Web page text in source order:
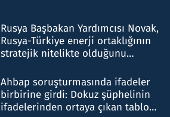
Rusya Başbakan Yardımcısı Novak,
Rusya-Türkiye enerji ortaklığının
stratejik nitelikte olduğunu
Ahbap soruşturmasında ifadeler
birbirine girdi: Dokuz şüphelinin
ifadelerinden ortaya çıkan tablo